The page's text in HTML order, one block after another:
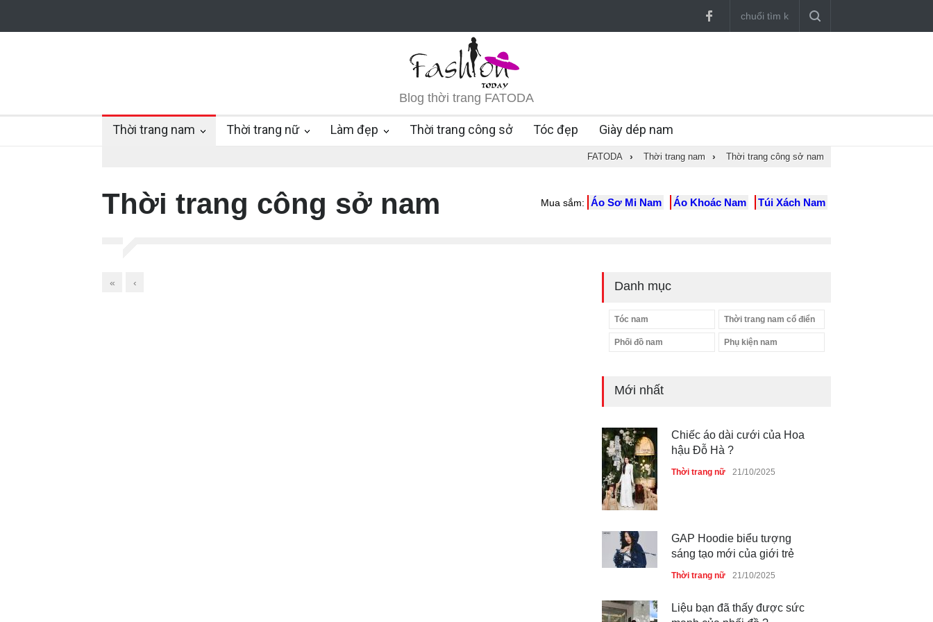
Blog thời trang FATODA
Thời trang nam Thời trang nữ Làm đẹp Thời trang công sở Tóc đẹp Giày dép nam
FATODA › Thời trang nam › Thời trang công sở nam
Thời trang công sở nam Mua sắm: Áo Sơ Mi Nam Áo Khoác Nam Túi Xách Nam
« ‹ Danh mục
Tóc nam Thời trang nam cổ điển
Phối đồ nam Phụ kiện nam
Mới nhất
Chiếc áo dài cưới của Hoa
hậu Đỗ Hà ?
Thời trang nữ 21/10/2025
GAP Hoodie biểu tượng
sáng tạo mới của giới trẻ
Thời trang nữ 21/10/2025
Liệu bạn đã thấy được sức